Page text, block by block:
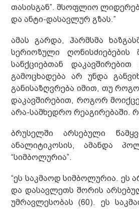
თასისგან”. მსოფლიო
და ანტი-დასავლურ გზას.”
ამას გარდა, ჰარმსმა
სერიოზული ღონისძიებების
სანქციებთან
გამოცხადება არ უნდა
განისაზღვრება იმით, თუ
დაკავშირებით, როგორ
არა-სამხედრო რეაგირებაში.
ბრუსელში არსებული
ანალიტიკოსის, ამანდა
“სიმბოლურია”.
“ეს საკმაოდ სიმბოლურია. ეს
და დასავლეთს შორის
უმრავლესობას (60). ეს